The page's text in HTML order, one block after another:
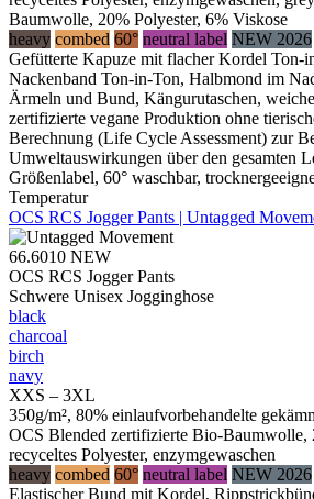
Baumwolle, 20% Polyester, 6% Viskose
heavy combed 60° neutral label NEW 2026
Gefütterte Kapuze mit flacher Kordel Ton-
Nackenband Ton-in-Ton, Halbmond im
Ärmeln und Bund, Kängurutaschen,
zertifizierte vegane Produktion ohne
Berechnung (Life Cycle Assessment) zur
Umweltauswirkungen über den gesamten
Größenlabel, 60° waschbar,
Temperatur
OCS RCS Jogger Pants | Untagged
66.6010 NEW
OCS RCS Jogger Pants
Schwere Unisex Jogginghose
black
charcoal
birch
navy
XXS – 3XL
350g/m², 80% einlaufvorbehandelte
OCS Blended zertifizierte Bio-Baumwolle,
recyceltes Polyester, enzymgewaschen
heavy combed 60° neutral label NEW 2026
Elastischer Bund mit Kordel,